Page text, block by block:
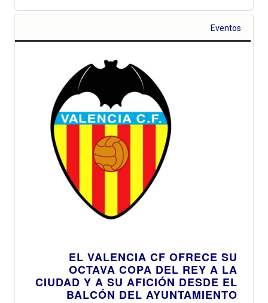
Eventos
EL VALENCIA CF OFRECE SU
OCTAVA COPA DEL REY A LA
CIUDAD Y A SU AFICIÓN DESDE EL
BALCÓN DEL AYUNTAMIENTO